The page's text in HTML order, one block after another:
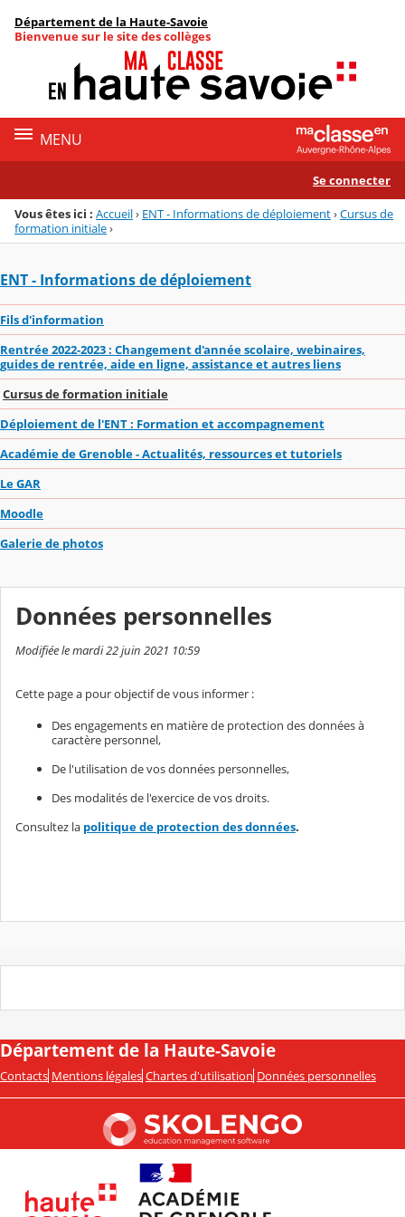
Menu de la rubrique
Contenu
Département de la Haute-Savoie
Bienvenue sur le site des collèges
MENU
Se connecter
Vous êtes ici : Accueil› ENT - Informations de déploiement›Cursus de
formation initiale›
ENT - Informations de déploiement
Fils d'information
Rentrée 2022-2023 : Changement d'année scolaire, webinaires,
guides de rentrée, aide en ligne, assistance et autres liens
Cursus de formation initiale
Déploiement de l'ENT : Formation et accompagnement
Académie de Grenoble - Actualités, ressources et tutoriels
Le GAR
Moodle
Galerie de photos
Données personnelles
Modifiée le mardi 22 juin 2021 10:59
Cette page a pour objectif de vous informer :
Des engagements en matière de protection des données à
caractère personnel,
De l'utilisation de vos données personnelles,
Des modalités de l'exercice de vos droits.
Consultez la politique de protection des données.
Département de la Haute-Savoie
Contacts Mentions légales Chartes d'utilisation Données personnelles